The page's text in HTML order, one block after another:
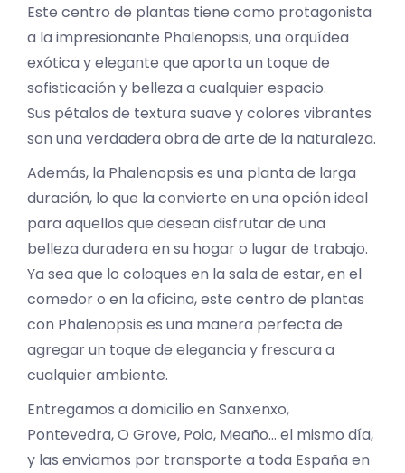
Este centro de plantas tiene como protagonista
a la impresionante Phalenopsis, una orquídea
exótica y elegante que aporta un toque de
sofisticación y belleza a cualquier espacio.
Sus pétalos de textura suave y colores vibrantes
son una verdadera obra de arte de la naturaleza.
Además, la Phalenopsis es una planta de larga
duración, lo que la convierte en una opción ideal
para aquellos que desean disfrutar de una
belleza duradera en su hogar o lugar de trabajo.
Ya sea que lo coloques en la sala de estar, en el
comedor o en la oficina, este centro de plantas
con Phalenopsis es una manera perfecta de
agregar un toque de elegancia y frescura a
cualquier ambiente.
Entregamos a domicilio en Sanxenxo,
Pontevedra, O Grove, Poio, Meaño… el mismo día,
y las enviamos por transporte a toda España en